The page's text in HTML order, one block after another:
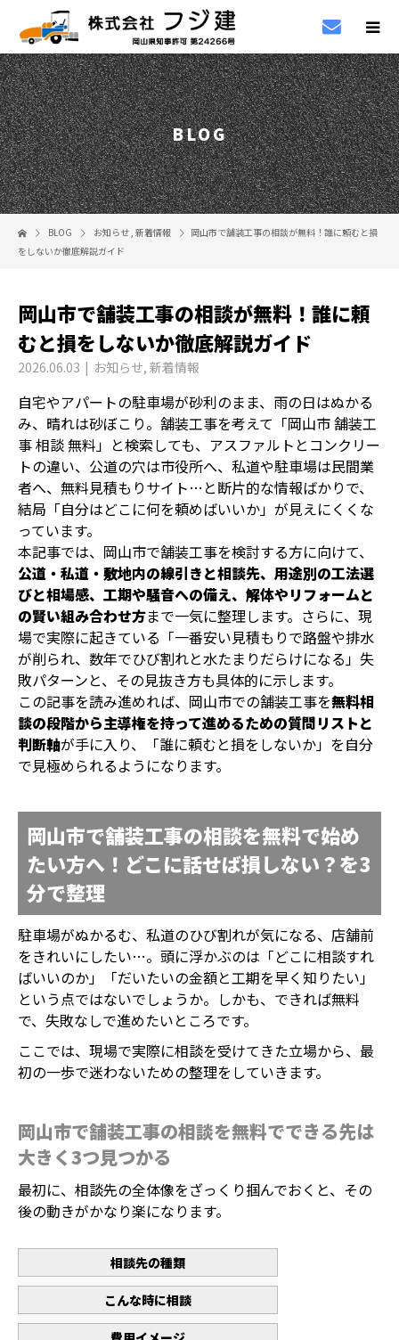
BLOG
BLOG お知らせ, 新着情報
岡山市で舗装工事の相談が無料！誰に頼むと損
をしないか徹底解説ガイド
岡山市で舗装工事の相談が無料！誰に頼
むと損をしないか徹底解説ガイド
2026.06.03 お知らせ, 新着情報
自宅やアパートの駐車場が砂利のまま、雨の日はぬかる
み、晴れは砂ぼこり。舗装工事を考えて「岡山市 舗装工
事 相談 無料」と検索しても、アスファルトとコンクリー
トの違い、公道の穴は市役所へ、私道や駐車場は民間業
者へ、無料見積もりサイト…と断片的な情報ばかりで、
結局「自分はどこに何を頼めばいいか」が見えにくくな
っています。
本記事では、岡山市で舗装工事を検討する方に向けて、
公道・私道・敷地内の線引きと相談先、用途別の工法選
びと相場感、工期や騒音への備え、解体やリフォームと
の賢い組み合わせ方まで一気に整理します。さらに、現
場で実際に起きている「一番安い見積もりで路盤や排水
が削られ、数年でひび割れと水たまりだらけになる」失
敗パターンと、その見抜き方も具体的に示します。
この記事を読み進めれば、岡山市での舗装工事を無料相
談の段階から主導権を持って進めるための質問リストと
判断軸が手に入り、「誰に頼むと損をしないか」を自分
で見極められるようになります。
岡山市で舗装工事の相談を無料で始め
たい方へ！どこに話せば損しない？を3
分で整理
駐車場がぬかるむ、私道のひび割れが気になる、店舗前
をきれいにしたい…。頭に浮かぶのは「どこに相談すれ
ばいいのか」「だいたいの金額と工期を早く知りたい」
という点ではないでしょうか。しかも、できれば無料
で、失敗なしで進めたいところです。
ここでは、現場で実際に相談を受けてきた立場から、最
初の一歩で迷わないための整理をしていきます。
岡山市で舗装工事の相談を無料でできる先は
大きく3つ見つかる
最初に、相談先の全体像をざっくり掴んでおくと、その
後の動きがかなり楽になります。
相談先の種類
こんな時に相談